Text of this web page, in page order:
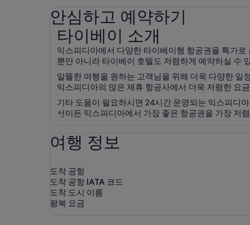
안심하고 예약하기
타이베이 소개
익스피디아에서 다양한 타이베이행 항공권을 특가
뿐만 아니라 타이베이 호텔도 저렴하게 예약하실 수
알뜰한 여행을 원하는 고객님을 위해 더욱 다양한
익스피디아의 많은 제휴 항공사에서 더욱 저렴한 요
기타 도움이 필요하시면 24시간 운영되는 익스피디
선이든 익스피디아에서 가장 좋은 항공권을 가장 저
타이베이 소개
여행 정보
도착 공항
도착 공항 IATA 코드
도착 도시 이름
왕복 요금